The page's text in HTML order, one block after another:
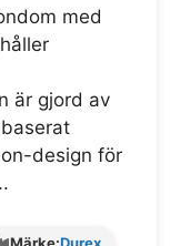
med
är gjord av
design för